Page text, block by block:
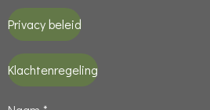
Privacy beleid
Klachtenregeling